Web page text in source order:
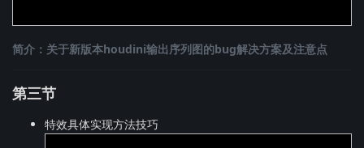
简介：关于新版本houdini输出序列图的bug解决方案及注意点
第三节
特效具体实现方法技巧